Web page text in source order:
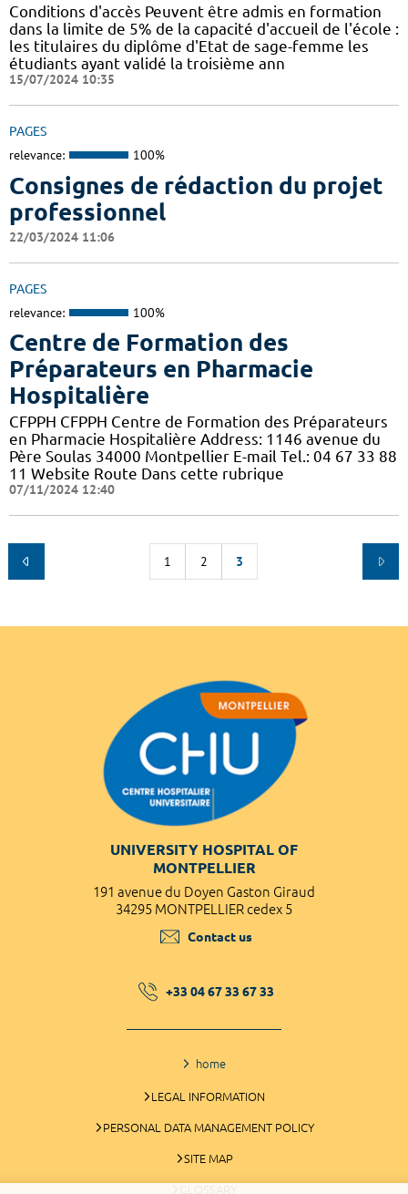
Conditions d'accès Peuvent être admis en formation
dans la limite de 5% de la capacité d'accueil de l'école :
les titulaires du diplôme d'Etat de sage-femme les
étudiants ayant validé la troisième ann
15/07/2024 10:35
PAGES
relevance: 100%
Consignes de rédaction du projet
professionnel
22/03/2024 11:06
PAGES
relevance: 100%
Centre de Formation des
Préparateurs en Pharmacie
Hospitalière
CFPPH CFPPH Centre de Formation des Préparateurs
en Pharmacie Hospitalière Address: 1146 avenue du
Père Soulas 34000 Montpellier E-mail Tel.: 04 67 33 88
11 Website Route Dans cette rubrique
07/11/2024 12:40
1 2 3
UNIVERSITY HOSPITAL OF
MONTPELLIER
191 avenue du Doyen Gaston Giraud
34295 MONTPELLIER cedex 5
Contact us
+33 04 67 33 67 33
home
LEGAL INFORMATION
PERSONAL DATA MANAGEMENT POLICY
SITE MAP
GLOSSARY